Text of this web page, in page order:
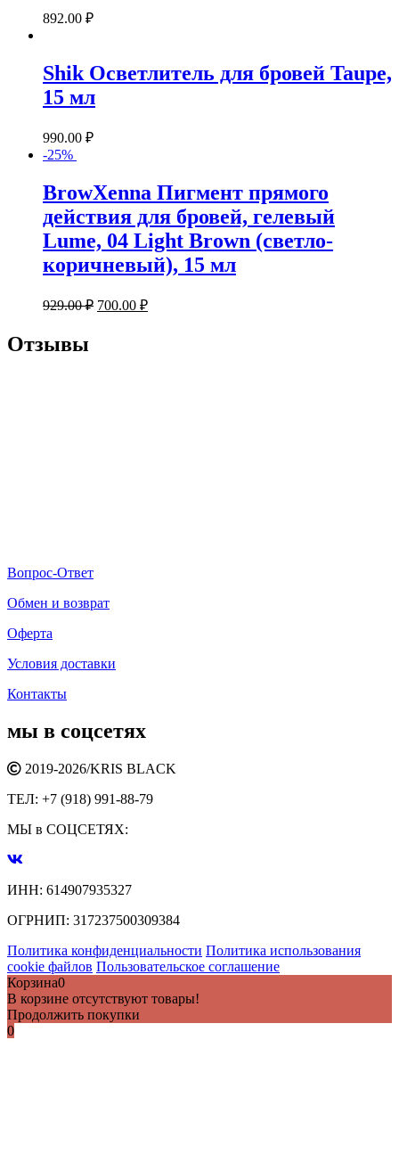
892.00 ₽
Shik Осветлитель для бровей Taupe,
15 мл
990.00 ₽
-25%
BrowXenna Пигмент прямого
действия для бровей, гелевый
Lume, 04 Light Brown (светло-
коричневый), 15 мл
929.00₽ 700.00 ₽
Отзывы
Вопрос-Ответ
Обмен и возврат
Оферта
Условия доставки
Контакты
мы в соцсетях
2019-2026/KRIS BLACK
ТЕЛ: +7 (918) 991-88-79
МЫ в СОЦСЕТЯХ:
ИНН: 614907935327
ОГРНИП: 317237500309384
Политика конфиденциальности Политика использования
cookie файлов Пользовательское соглашение
Корзина0
В корзине отсутствуют товары!
Продолжить покупки
0